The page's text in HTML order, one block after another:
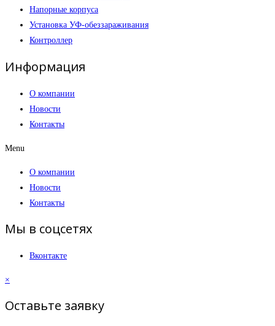
Напорные корпуса
Установка УФ-обеззараживания
Контроллер
Информация
О компании
Новости
Контакты
Menu
О компании
Новости
Контакты
Мы в соцсетях
Вконтакте
×
Оставьте заявку